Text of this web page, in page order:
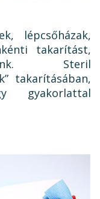
lépcsőházak,
takarítást,
Steril
takarításában,
gyakorlattal